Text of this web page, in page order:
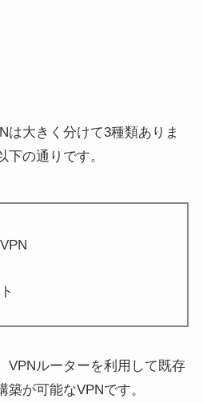
は大きく分けて3種類ありま
の通りです。
VPN
VPNルーターを利用して既存
が可能なVPNです。